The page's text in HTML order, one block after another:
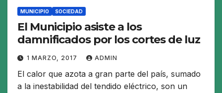
MUNICIPIO SOCIEDAD
El Municipio asiste a los
damnificados por los cortes de luz
1 MARZO, 2017 ADMIN
El calor que azota a gran parte del país, sumado
a la inestabilidad del tendido eléctrico, son un